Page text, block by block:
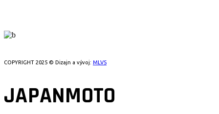
COPYRIGHT 2025 © Dizajn a vývoj: MLVS
JAPANMOTO